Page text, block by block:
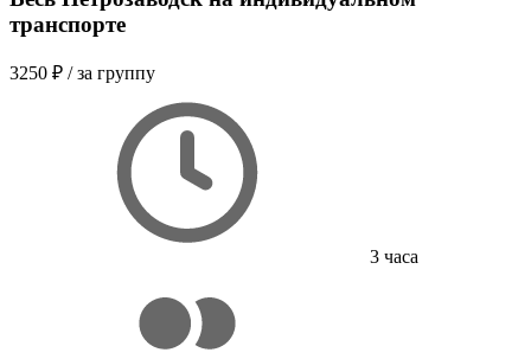
транспорте
3250 ₽ / за группу
3 часа